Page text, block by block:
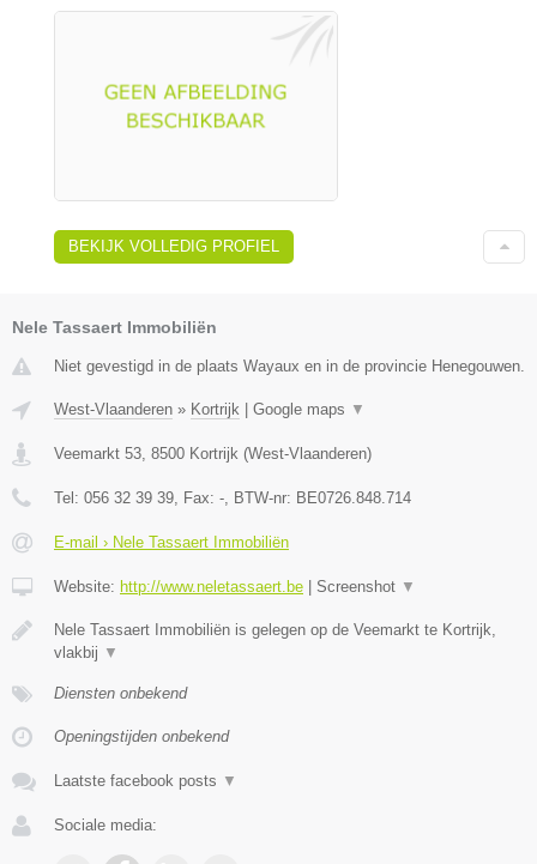
BEKIJK VOLLEDIG PROFIEL
Nele Tassaert Immobiliën
Niet gevestigd in de plaats Wayaux en in de provincie Henegouwen.
West-Vlaanderen » Kortrijk Google maps ▼
Veemarkt 53 8500 Kortrijk (West-Vlaanderen)
Tel: 056 32 39 39 , Fax: - , BTW-nr: BE0726.848.714
E-mail › Nele Tassaert Immobiliën
Website: http://www.neletassaert.be Screenshot ▼
Nele Tassaert Immobiliën is gelegen op de Veemarkt te Kortrijk,
vlakbij ▼
Diensten onbekend
Openingstijden onbekend
Laatste facebook posts ▼
Sociale media: